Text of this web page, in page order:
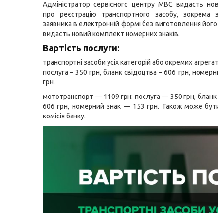
Адміністратор сервісного центру МВС видасть
про реєстрацію транспортного засобу, зокрема
заявника в електронній формі без виготовлення
видасть новий комплект номерних знаків.
Вартість послуги:
транспортні засоби усіх категорій або окремих
послуга – 350 грн, бланк свідоцтва – 606 грн,
грн.
мототранспорт — 1109 грн: послуга — 350 грн,
606 грн, номерний знак — 153 грн. Також може
комісія банку.